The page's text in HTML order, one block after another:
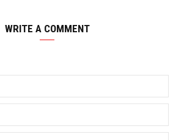
WRITE A COMMENT